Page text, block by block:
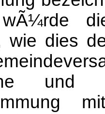
wie dies